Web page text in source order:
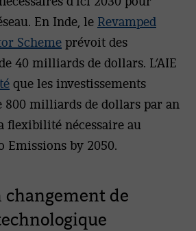
En Inde, le Revamped
Schemeprévoit des
40 milliards de dollars. L’AIE
que les investissements
milliards de dollars par an
flexibilité nécessaire au
Emissions by 2050.
changement de